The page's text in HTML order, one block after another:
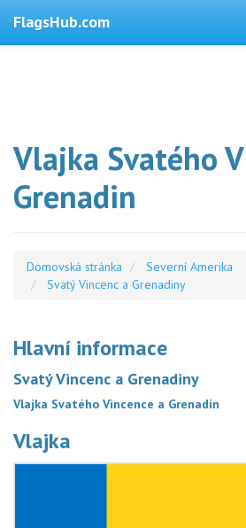
FlagsHub.com
Vlajka Svatého
Grenadin
Domovská stránka
Severní Amerika
Svatý Vincenc a Grenadiny
Hlavní informace
Svatý Vincenc a Grenadiny
Vlajka Svatého Vincence a Grenadin
Vlajka